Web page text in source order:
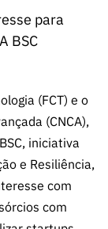
para
BSC
(FCT) e o
(CNCA),
iniciativa
e Resiliência,
com
com